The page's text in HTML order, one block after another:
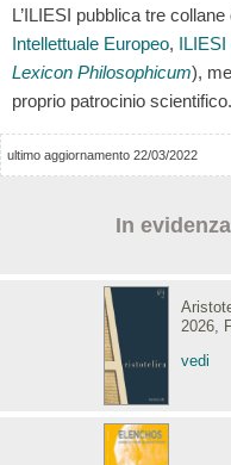
L’ILIESI pubblica tre
Intellettuale Europeo,
Lexicon Philosophicum),
proprio patrocinio scientifico.
ultimo aggiornamento 22/03/2022
In evidenza
2026,
vedi